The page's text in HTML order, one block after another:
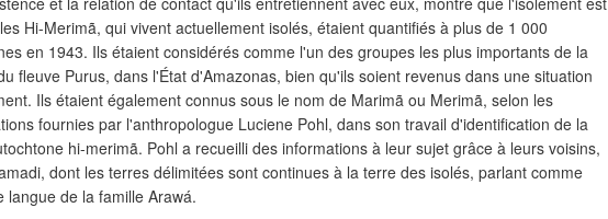
Hi-Merimã, qui vivent actuellement isolés, étaient quantifiés à plus de 1 000
en 1943. Ils étaient considérés comme l'un des groupes les plus importants de la
fleuve Purus, dans l'État d'Amazonas, bien qu'ils soient revenus dans une situation
Ils étaient également connus sous le nom de Marimã ou Merimã, selon les
fournies par l'anthropologue Luciene Pohl, dans son travail d'identification de la
hi-merimã. Pohl a recueilli des informations à leur sujet grâce à leurs voisins,
dont les terres délimitées sont continues à la terre des isolés, parlant comme
langue de la famille Arawá.